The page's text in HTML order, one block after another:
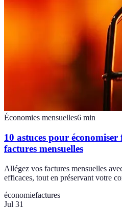
Économies mensuelles6 min
10 astuces pour
factures mensuelles
Allégez vos factures mensuelles
efficaces, tout en préservant votre
économiefactures
Jul 31